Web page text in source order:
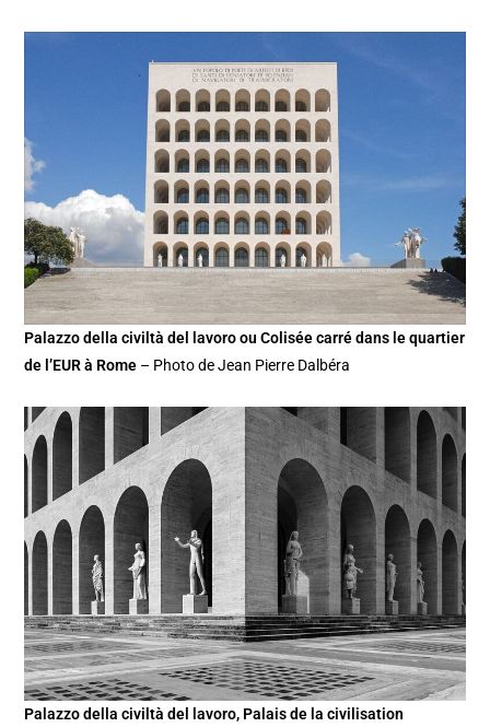
Palazzo della civiltà del lavoro ou Colisée carré dans le quartier
de l’EUR à Rome – Photo de Jean Pierre Dalbéra
Palazzo della civiltà del lavoro, Palais de la civilisation